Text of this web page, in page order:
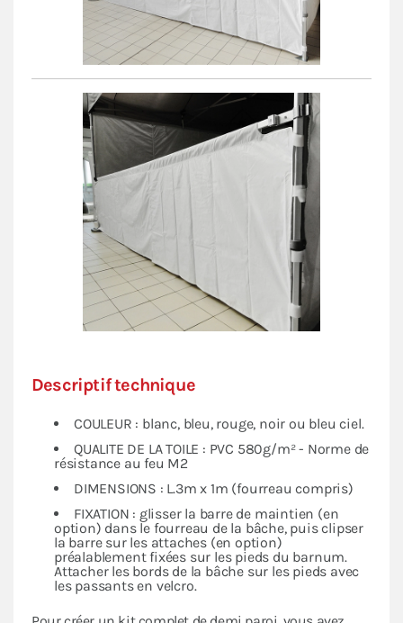
Descriptif technique
COULEUR : blanc, bleu, rouge, noir ou bleu ciel.
QUALITE DE LA TOILE : PVC 580g/m² - Norme de
résistance au feu M2
DIMENSIONS : L.3m x 1m (fourreau compris)
FIXATION : glisser la barre de maintien (en
option) dans le fourreau de la bâche, puis clipser
la barre sur les attaches (en option)
préalablement fixées sur les pieds du barnum.
Attacher les bords de la bâche sur les pieds avec
les passants en velcro.